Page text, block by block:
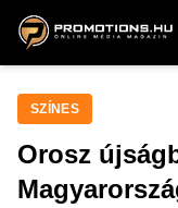
ZENE, FILM &
SZÍNES
Orosz